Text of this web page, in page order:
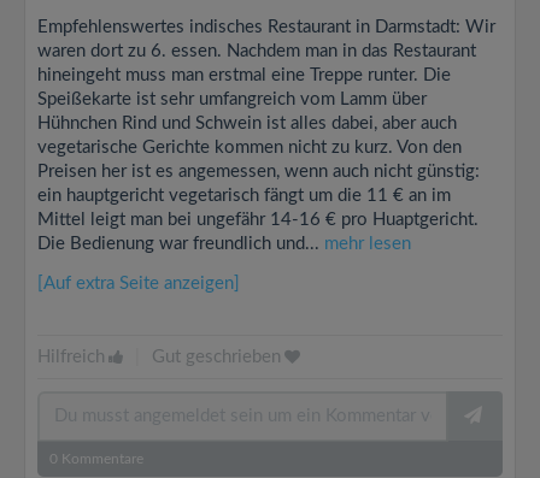
Empfehlenswertes indisches Restaurant in Darmstadt: Wir
waren dort zu 6. essen. Nachdem man in das Restaurant
hineingeht muss man erstmal eine Treppe runter. Die
Speißekarte ist sehr umfangreich vom Lamm über
Hühnchen Rind und Schwein ist alles dabei, aber auch
vegetarische Gerichte kommen nicht zu kurz. Von den
Preisen her ist es angemessen, wenn auch nicht günstig:
ein hauptgericht vegetarisch fängt um die 11 € an im
Mittel leigt man bei ungefähr 14-16 € pro Huaptgericht.
Die Bedienung war freundlich und... mehr lesen
[Auf extra Seite anzeigen]
Hilfreich Gut geschrieben
0 Kommentare